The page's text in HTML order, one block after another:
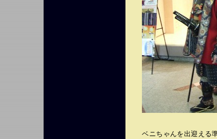
ベニちゃんを出迎える